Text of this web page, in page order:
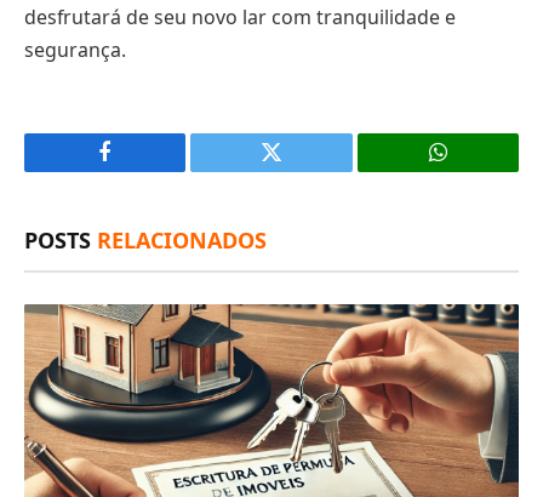
desfrutará de seu novo lar com tranquilidade e
segurança.
Facebook
X
POSTS RELACIONADOS